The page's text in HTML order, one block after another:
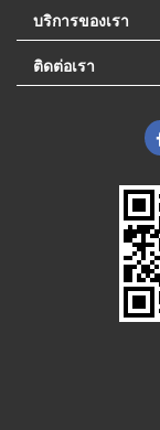
บริการของเรา
ติดต่อเรา